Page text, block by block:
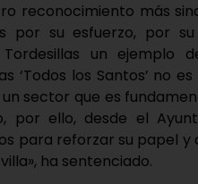
reconocimiento más
por su esfuerzo, por
un ejemplo
‘Todos los Santos’ no
sector que es
por ello, desde el
para reforzar su papel
ha sentenciado.